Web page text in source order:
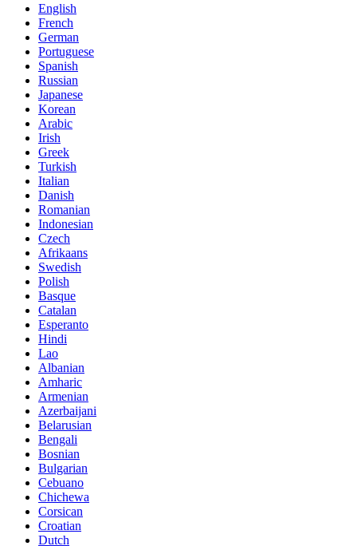
English
French
German
Portuguese
Spanish
Russian
Japanese
Korean
Arabic
Irish
Greek
Turkish
Italian
Danish
Romanian
Indonesian
Czech
Afrikaans
Swedish
Polish
Basque
Catalan
Esperanto
Hindi
Lao
Albanian
Amharic
Armenian
Azerbaijani
Belarusian
Bengali
Bosnian
Bulgarian
Cebuano
Chichewa
Corsican
Croatian
Dutch